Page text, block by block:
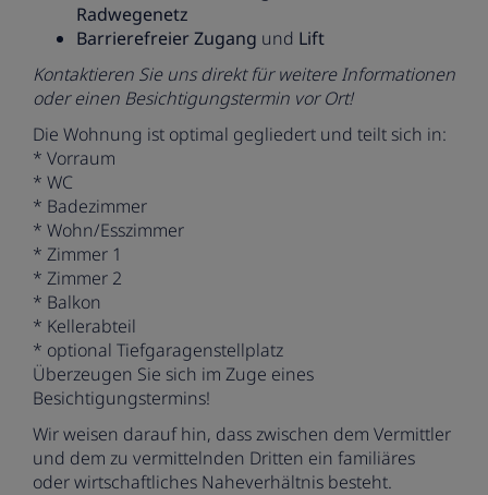
Radwegenetz
Barrierefreier Zugang und Lift
Kontaktieren Sie uns direkt für weitere Informationen
oder einen Besichtigungstermin vor Ort!
Die Wohnung ist optimal gegliedert und teilt sich in:
* Vorraum
* WC
* Badezimmer
* Wohn/Esszimmer
* Zimmer 1
* Zimmer 2
* Balkon
* Kellerabteil
* optional Tiefgaragenstellplatz
Überzeugen Sie sich im Zuge eines
Besichtigungstermins!
Wir weisen darauf hin, dass zwischen dem Vermittler
und dem zu vermittelnden Dritten ein familiäres
oder wirtschaftliches Naheverhältnis besteht.